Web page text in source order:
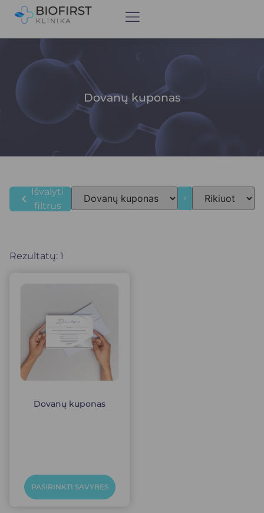
Dovanų kuponas
chevron_left
Išvalyti
filtrus
Rezultatų: 1
Dovanų kuponas
PASIRINKTI SAVYBES